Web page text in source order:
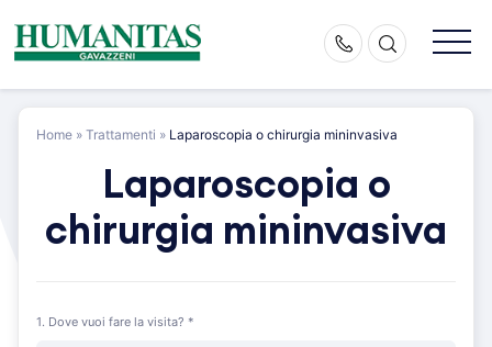
content
Home » Trattamenti » Laparoscopia o chirurgia mininvasiva
Laparoscopia o
chirurgia mininvasiva
1. Dove vuoi fare la visita? *